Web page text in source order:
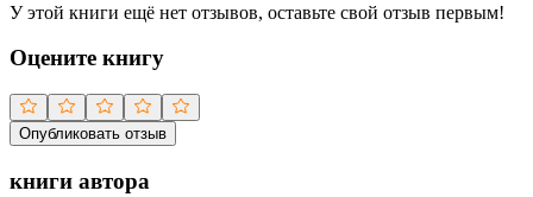
У этой книги ещё нет отзывов, оставьте свой отзыв первым!
Оцените книгу
Опубликовать отзыв
книги автора